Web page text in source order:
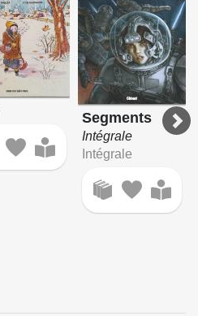
Segments
Intégrale
Intégrale